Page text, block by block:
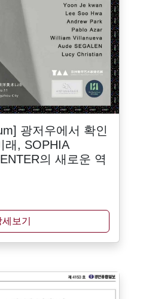
광저우에서 확인
래, SOPHIA
의 새로운 역
보기